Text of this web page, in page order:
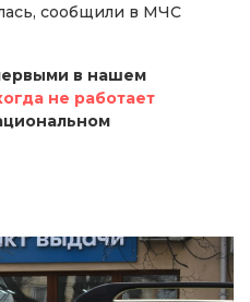
сообщили в МЧС
в нашем
не работает